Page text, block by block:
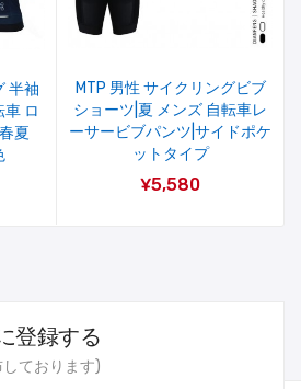
半袖
ロ
夏
MTP 男性 サイクリングビブ
ショーツ|夏 メンズ 自転車レ
ーサービブパンツ|サイドポケ
ットタイプ
¥5,580
登録する
ております)